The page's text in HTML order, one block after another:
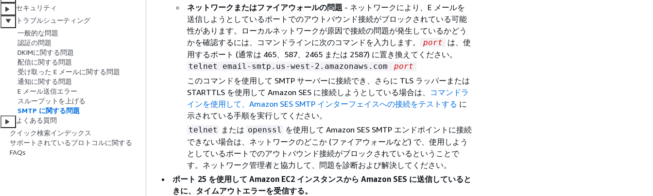
セキュリティ
トラブルシューティング
一般的な問題
認証の問題
DKIMに関する問題
配信に関する問題
受け取った E メールに関する問題
通知に関する問題
E メール送信エラー
スループットを上げる
SMTP に関する問題
よくある質問
クイック検索インデックス
サポートされているプロトコルに関する
FAQs
ネットワークまたはファイアウォールの問題 - ネットワークにより、E メールを
送信しようとしているポートでのアウトバウンド接続がブロックされている可能
性があります。ローカルネットワークが原因で接続の問題が発生しているかどう
かを確認するには、コマンドラインに次のコマンドを入力します。
port
は、使
用するポート (通常は 465、587、2465 または 2587) に置き換えてください。
telnet email-smtp.us-west-2.amazonaws.com port
このコマンドを使用して SMTP サーバーに接続でき、さらに TLS ラッパーまたは
STARTTLS を使用して Amazon SES に接続しようとしている場合は、 コマンドラ
インを使用して、Amazon SES SMTP インターフェイスへの接続をテストする に
示されている手順を実行してください。
telnet または openssl を使用して Amazon SES SMTP エンドポイントに接続
できない場合は、ネットワークのどこか (ファイアウォールなど) で、使用しよう
としているポートでのアウトバウンド接続がブロックされているということで
す。ネットワーク管理者と協力して、問題を診断および解決してください。
ポート 25 を使用して Amazon EC2 インスタンスから Amazon SES に送信していると
きに、タイムアウトエラーを受信する。